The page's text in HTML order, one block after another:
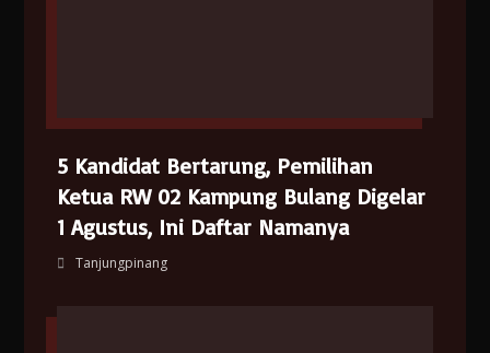
5 Kandidat Bertarung, Pemilihan
Ketua RW 02 Kampung Bulang Digelar
1 Agustus, Ini Daftar Namanya
Tanjungpinang